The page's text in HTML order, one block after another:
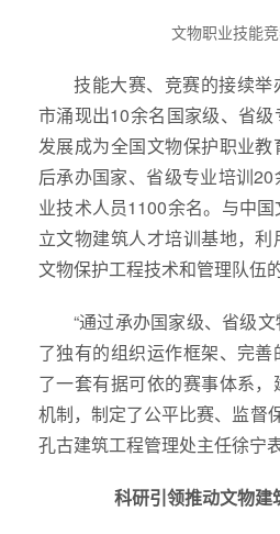
文物职业技能
技能大赛、竞赛的接续
市涌现出10余名国家级、省
发展成为全国文物保护职业
后承办国家、省级专业培训
业技术人员1100余名。与中
立文物建筑人才培训基地，
文物保护工程技术和管理队伍
“通过承办国家级、省级
了独有的组织运作框架、完
了一套有据可依的赛事体系
机制，制定了公平比赛、监督
孔古建筑工程管理处主任徐宁表
科研引领推动文物建